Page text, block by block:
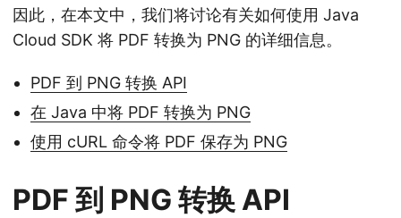
因此，在本文中，我们将讨论有关如何使用 Java
Cloud SDK 将 PDF 转换为 PNG 的详细信息。
PDF 到 PNG 转换 API
在 Java 中将 PDF 转换为 PNG
使用 cURL 命令将 PDF 保存为 PNG
PDF 到 PNG 转换 API